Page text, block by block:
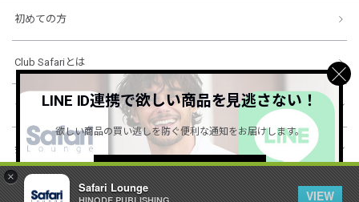
×
Safari Lounge
VIEW
初めての方
Club Safariとは
ショッピングガイド
会社概要・規約
LINE ID連携で欲しい商品を見逃さない！
欲しい商品の買い逃しを防ぐ便利な通知をお届けします。
詳しくはこちら ＞